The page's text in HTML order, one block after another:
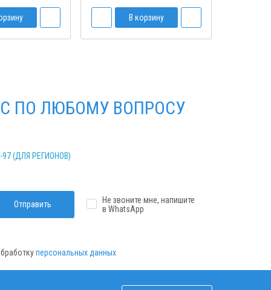
В корзину
ПО ЛЮБОМУ ВОПРОСУ
97 (ДЛЯ РЕГИОНОВ)
Отправить
Не звоните мне, напишите
в WhatsApp
персональных данных